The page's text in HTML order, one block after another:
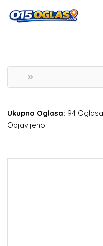
Ukupno Oglasa: 94 Oglasa
Objavljeno